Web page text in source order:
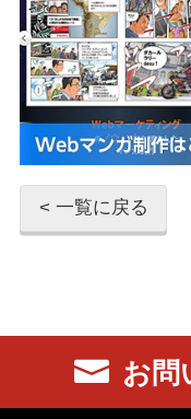
< 一覧に戻る
お問